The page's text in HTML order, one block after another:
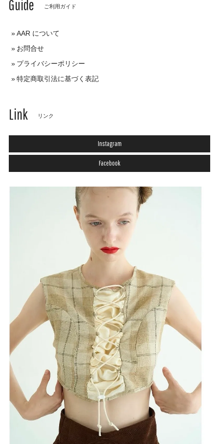
Guide ご利用ガイド
AAR について
お問合せ
プライバシーポリシー
特定商取引法に基づく表記
Link リンク
Instagram
Facebook